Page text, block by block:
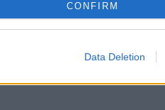
CONFIRM
Data Deletion